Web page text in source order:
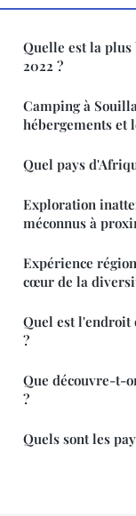
Quelle est la
2022 ?
Camping à
hébergements et
Quel pays
Exploration
méconnus à
Expérience
cœur de la
Quel est l'endroit
?
Que découvre-t-
?
Quels sont les